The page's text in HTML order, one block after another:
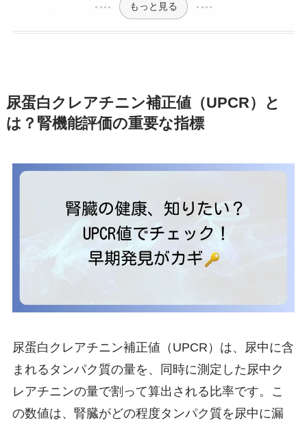
もっと見る
尿蛋白クレアチニン補正値（UPCR）と
は？腎機能評価の重要な指標
尿蛋白クレアチニン補正値（UPCR）は、尿中に含
まれるタンパク質の量を、同時に測定した尿中ク
レアチニンの量で割って算出される比率です。こ
の数値は、腎臓がどの程度タンパク質を尿中に漏